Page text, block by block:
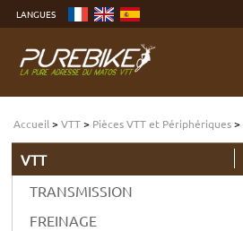
contenu
menu
Aller
LANGUES
Accueil >VTT> Pièces VTT et Périphériques>
VTT
TRANSMISSION
FREINAGE